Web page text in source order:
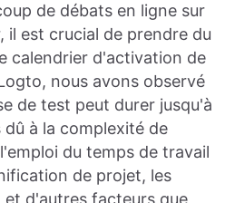
de débats en ligne sur
il est crucial de prendre du
calendrier d'activation de
nous avons observé
de test peut durer jusqu'à
à la complexité de
du temps de travail
de projet, les
d'autres facteurs que